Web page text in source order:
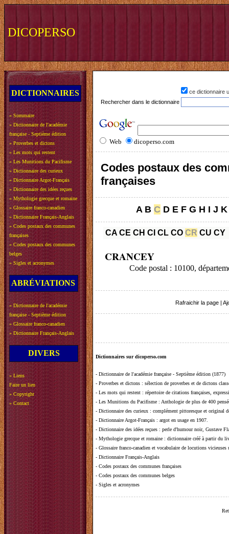
DICOPERSO
DICTIONNAIRES
» Sommaire
» Dictionnaire de l'académie
française - Septième édition
» Proverbes et dictons
» Les mots qui restent
» Les Munitions du Pacifisme
» Dictionnaire des curieux
» Dictionnaire Argot-Français
» Dictionnaire des idées reçues
» Mythologie grecque et romaine
» Glossaire franco-canadien
» Dictionnaire Français-Anglais
» Codes postaux des communes
françaises
» Codes postaux des communes
belges
» Sigles et acronymes
ABRÉVIATIONS
» Dictionnaire de l'académie
française - Septième édition
» Glossaire franco-canadien
» Dictionnaire Français-Anglais
DIVERS
» Liens
Faire un lien
» Copyright
» Contact
ce dictionnaire
Rechercher dans le dictionnaire
Web dicoperso.com
Codes postaux des
françaises
A B C D E F G H I J K
CA CE CH CI CL CO CR CU CY
CRANCEY
Code postal : 10100,
Rafraichir la page
Dictionnaires sur dicoperso.com
- Dictionnaire de l'académie française - Septième édition (1877)
- Proverbes et dictons : sélection de proverbes et de dictons
- Les mots qui restent : répertoire de citations françaises,
- Les Munitions du Pacifisme : Anthologie de plus de 400
- Dictionnaire des curieux : complément pittoresque et original
- Dictionnaire Argot-Français : argot en usage en 1907.
- Dictionnaire des idées reçues : perle d'humour noir, Gustave
- Mythologie grecque et romaine : dictionnaire créé à partir du
- Glossaire franco-canadien et vocabulaire de locutions vicieuses
- Dictionnaire Français-Anglais
- Codes postaux des communes françaises
- Codes postaux des communes belges
- Sigles et acronymes